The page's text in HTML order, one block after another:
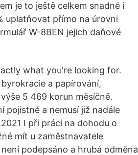
je to ještě celkem snadné i
uplatňovat přímo na úrovni
W-8BEN jejich daňové
what you're looking for.
a papírování,
5 469 korun měsíčně.
pojistné a nemusí již nadále
I při práci na dohodu o
mít u zaměstnavatele
podepsáno a hrubá odměna